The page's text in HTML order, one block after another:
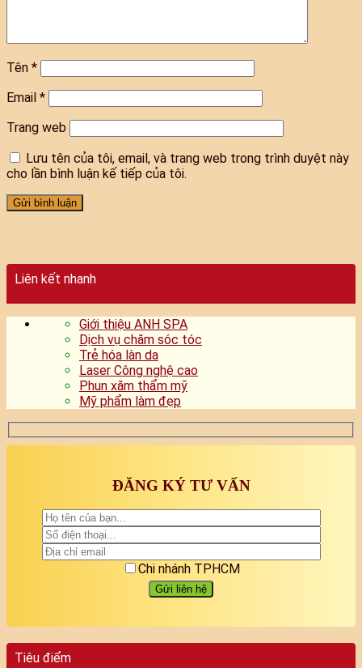
Tên *
Email *
Trang web
Lưu tên của tôi, email, và trang web trong trình duyệt này
cho lần bình luận kế tiếp của tôi.
Liên kết nhanh
Giới thiệu ANH SPA
Dịch vụ chăm sóc tóc
Trẻ hóa làn da
Laser Công nghệ cao
Phun xăm thẩm mỹ
Mỹ phẩm làm đẹp
ĐĂNG KÝ TƯ VẤN
Chi nhánh TPHCM
Tiêu điểm